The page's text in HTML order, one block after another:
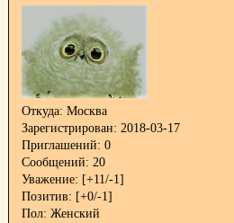
Откуда: Москва
Зарегистрирован: 2018-03-17
Приглашений: 0
Сообщений: 20
Уважение: [+11/-1]
Позитив: [+0/-1]
Пол: Женский